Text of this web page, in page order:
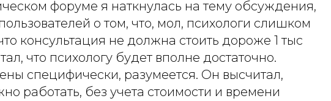
форуме я наткнулась на тему обсуждения,
о том, что, мол, психологи слишком
консультация не должна стоить дороже 1 тыс
что психологу будет вполне достаточно.
специфически, разумеется. Он высчитал,
работать, без учета стоимости и времени